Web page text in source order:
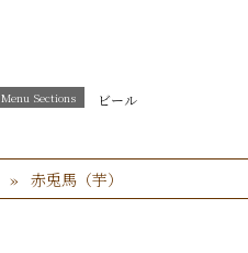
Menu Sections ビール
赤兎馬（芋）